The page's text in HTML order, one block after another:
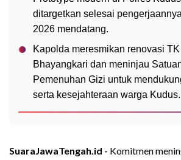
ditargetkan selesai
2026 mendatang.
Kapolda meresmikan renovasi
Bhayangkari dan meninjau
Pemenuhan Gizi untuk
serta kesejahteraan warga Kudus.
SuaraJawaTengah.id - Komitmen